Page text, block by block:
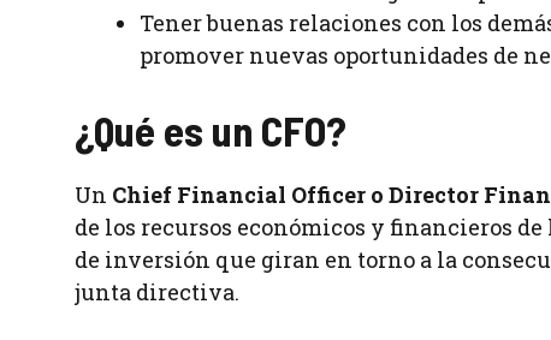
Tener buenas relaciones con los
promover nuevas oportunidades de
¿Qué es un CFO?
Un Chief Financial Officer o Director
de los recursos económicos y financieros
de inversión que giran en torno a la
junta directiva.